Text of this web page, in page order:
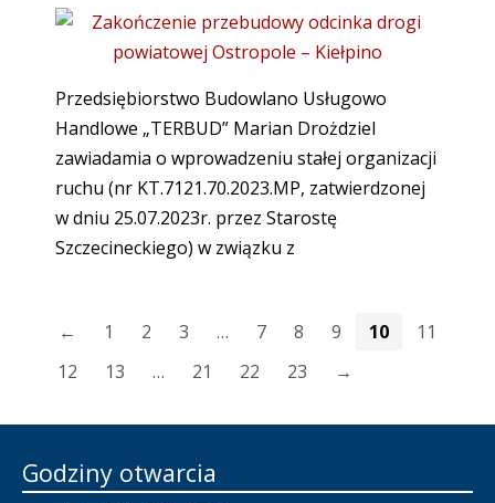
Przedsiębiorstwo Budowlano Usługowo
Handlowe „TERBUD” Marian Drożdziel
zawiadamia o wprowadzeniu stałej organizacji
ruchu (nr KT.7121.70.2023.MP, zatwierdzonej
w dniu 25.07.2023r. przez Starostę
Szczecineckiego) w związku z
← 1 2 3 … 7 8 9 10
11
12
13 … 21 22 23 →
Godziny otwarcia